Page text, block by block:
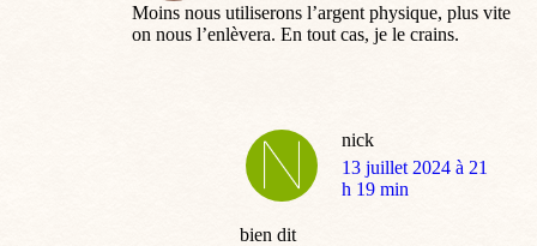
Moins nous utiliserons l’argent physique, plus vite
on nous l’enlèvera. En tout cas, je le crains.
nick
dit
:
13 juillet 2024 à 21
h 19 min
bien dit